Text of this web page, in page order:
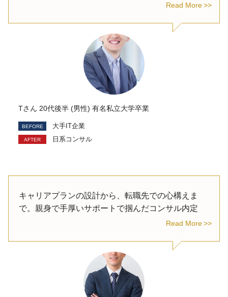
Read More
Tさん 20代後半 (男性) 有名私立大学卒業
大手IT企業
日系コンサル
キャリアプランの設計から、転職先での心構えま
で。親身で手厚いサポートで掴んだコンサル内定
Read More